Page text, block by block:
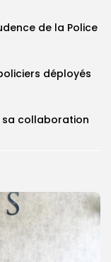
de la Police
déployés
sa collaboration